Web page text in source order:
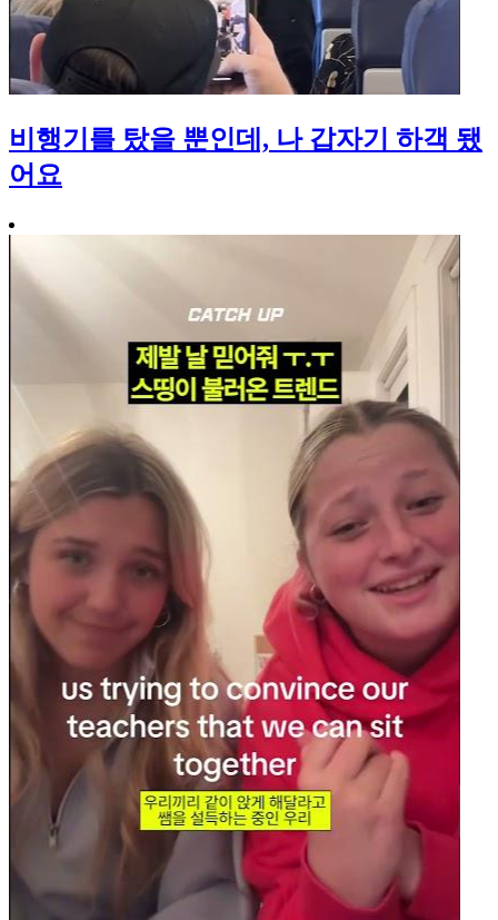
비행기를 탔을 뿐인데, 나 갑자기 하객 됐
어요